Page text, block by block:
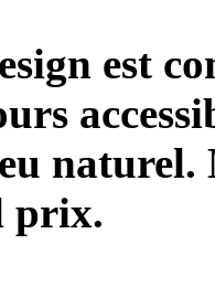
est
naturel.
prix.